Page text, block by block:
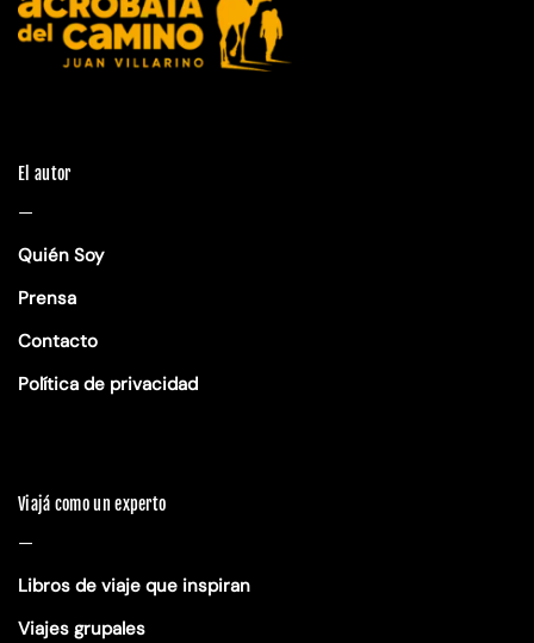
El autor
—
Quién Soy
Prensa
Contacto
Política de privacidad
Viajá como un experto
—
Libros de viaje que inspiran
Viajes grupales